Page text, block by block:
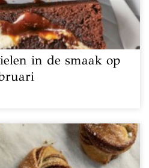
in de smaak op